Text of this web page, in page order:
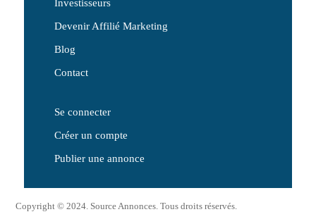
Investisseurs
Devenir Affilié Marketing
Blog
Contact
Se connecter
Créer un compte
Publier une annonce
Copyright © 2024. Source Annonces. Tous droits réservés.